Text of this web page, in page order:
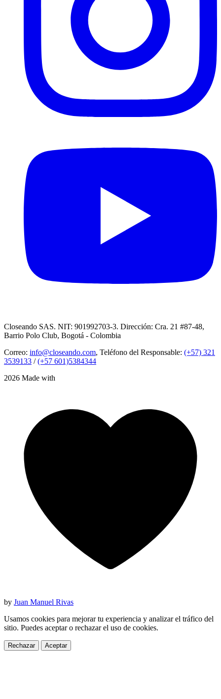
Closeando SAS. NIT: 901992703-3. Dirección: Cra. 21 #87-48,
Barrio Polo Club, Bogotá - Colombia
Correo: info@closeando.com, Teléfono del Responsable: (+57) 321
3539133 /(+57 601)5384344
2026 Made with
by Juan Manuel Rivas
Usamos cookies para mejorar tu experiencia y analizar el tráfico del
sitio. Puedes aceptar o rechazar el uso de cookies.
Rechazar Aceptar